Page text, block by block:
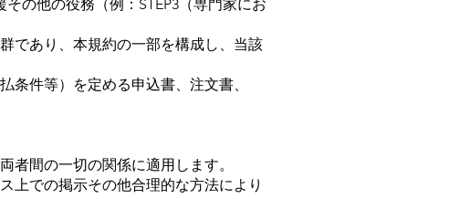
の他の役務（例：STEP3（専門家にお
であり、本規約の一部を構成し、当該
条件等）を定める申込書、注文書、
者間の一切の関係に適用します。
上での掲示その他合理的な方法により